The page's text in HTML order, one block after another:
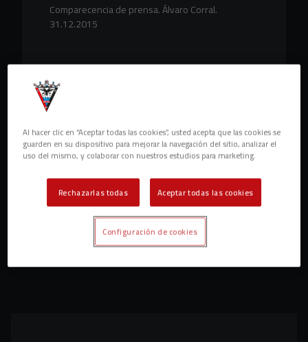
Comparecencia de prensa. Álvaro Corral.
31.12.2015
Al hacer clic en “Aceptar todas las cookies”, usted acepta que las cookies se
guarden en su dispositivo para mejorar la navegación del sitio, analizar el
uso del mismo, y colaborar con nuestros estudios para marketing.
Rechazarlas todas Aceptar todas las cookies
Configuración de cookies